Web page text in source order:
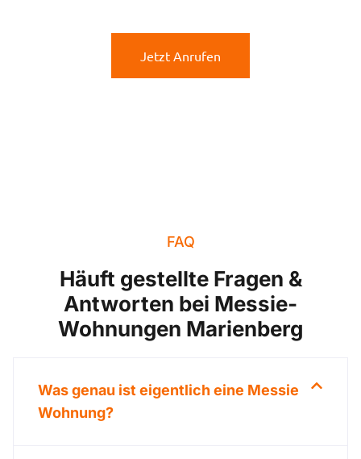
Jetzt Anrufen
FAQ
Häuft gestellte Fragen &
Antworten bei Messie-
Wohnungen Marienberg
Was genau ist eigentlich eine Messie
Wohnung?